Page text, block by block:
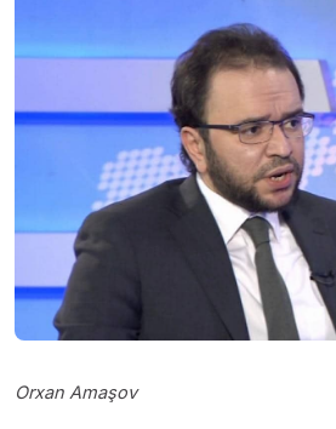
Orxan Amaşov